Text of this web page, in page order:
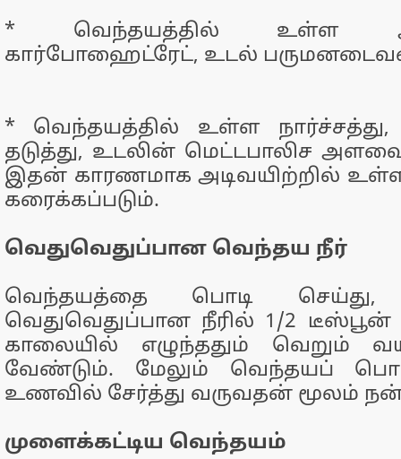
* வெந்தயத்தில் உள்ள
கார்போஹைட்ரேட், உடல்
* வெந்தயத்தில் உள்ள நார்ச்சத்து,
தடுத்து, உடலின் மெட்டபாலிச
இதன் காரணமாக அடிவயிற்றில்
கரைக்கப்படும்.
வெதுவெதுப்பான வெந்தய நீர்
வெந்தயத்தை பொடி
வெதுவெதுப்பான நீரில் 1/2 டீஸ்பூன்
காலையில் எழுந்ததும் வெறும்
வேண்டும். மேலும் வெந்தயப்
உணவில் சேர்த்து வருவதன் மூலம்
முளைக்கட்டிய வெந்தயம்